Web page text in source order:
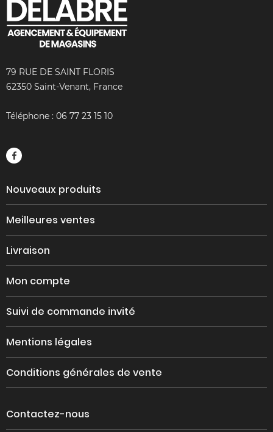
79 RUE DE SAINT FLORIS
62350 Saint-Venant, France
Téléphone : 06 77 23 15 10
Nouveaux produits
Meilleures ventes
Livraison
Mon compte
Suivi de commande invité
Mentions légales
Conditions générales de vente
Contactez-nous